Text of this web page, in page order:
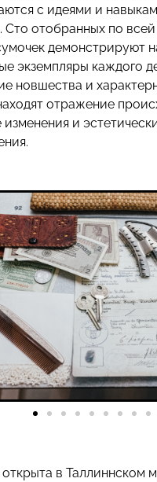
с идеями и
Сто отобранных по
демонстрируют
экземпляры каждого
новшества и
отражение
и
в Таллиннском